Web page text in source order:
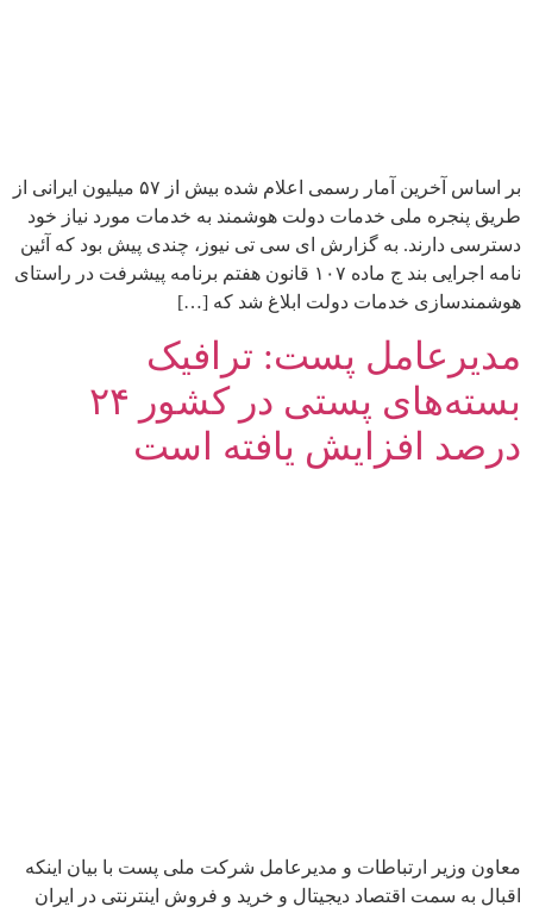
بر اساس آخرین آمار رسمی اعلام شده بیش از ۵۷ میلیون ایرانی از
طریق پنجره ملی خدمات دولت هوشمند به خدمات مورد نیاز خود
دسترسی دارند. به گزارش ای سی تی نیوز، چندی پیش بود که آئین
نامه اجرایی بند ج ماده ۱۰۷ قانون هفتم برنامه پیشرفت در راستای
هوشمندسازی خدمات دولت ابلاغ شد که […]
مدیرعامل پست: ترافیک
بسته‌های پستی در کشور ۲۴
درصد افزایش یافته است
معاون وزیر ارتباطات و مدیرعامل شرکت ملی پست با بیان اینکه
اقبال به سمت اقتصاد دیجیتال و خرید و فروش اینترنتی در ایران